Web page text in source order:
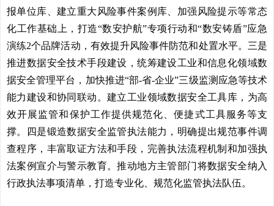
报单位库、建立重大风险事件案例库、加强风险提示等常态
化工作基础上，打造“数安护航”专项行动和“数安铸盾”应急
演练2个品牌活动，有效提升风险事件防范和处置水平。三是
推进数据安全技术手段建设，统筹建设工业和信息化领域数
据安全管理平台，加快推进“部-省-企业”三级监测应急等技术
能力建设和协同联动。建立工业领域数据安全工具库，为高
效开展监管和保护工作提供规范化、便捷式工具服务等支
撑。四是锻造数据安全监管执法能力，明确提出规范事件调
查程序，丰富取证方法和手段，完善执法流程机制和加强执
法案例宣介与警示教育。推动地方主管部门将数据安全纳入
行政执法事项清单，打造专业化、规范化监管执法队伍。